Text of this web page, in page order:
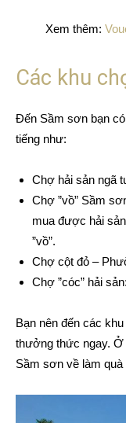
Xem thêm:
Các khu
Đến Sầm sơn bạn
tiếng như:
Chợ hải sản ngã
Chợ ”vồ” Sầm
mua được hải
”vồ”.
Chợ cột đỏ –
Chợ ”cóc” hải
Bạn nên đến các
thưởng thức ngay. Ở
Sầm sơn về làm quà